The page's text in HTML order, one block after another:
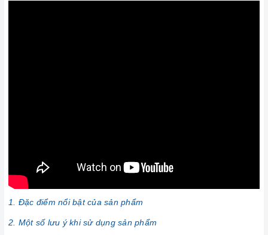
1. Đặc điểm nổi bật của sản phẩm
2. Một số lưu ý khi sử dụng sản phẩm